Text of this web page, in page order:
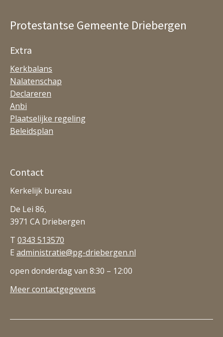
Protestantse Gemeente Driebergen
Extra
Kerkbalans
Nalatenschap
Declareren
Anbi
Plaatselijke regeling
Beleidsplan
Contact
Kerkelijk bureau
De Lei 86,
3971 CA Driebergen
T 0343 513570
E administratie@pg-driebergen.nl
open donderdag van 8:30 – 12:00
Meer contactgegevens